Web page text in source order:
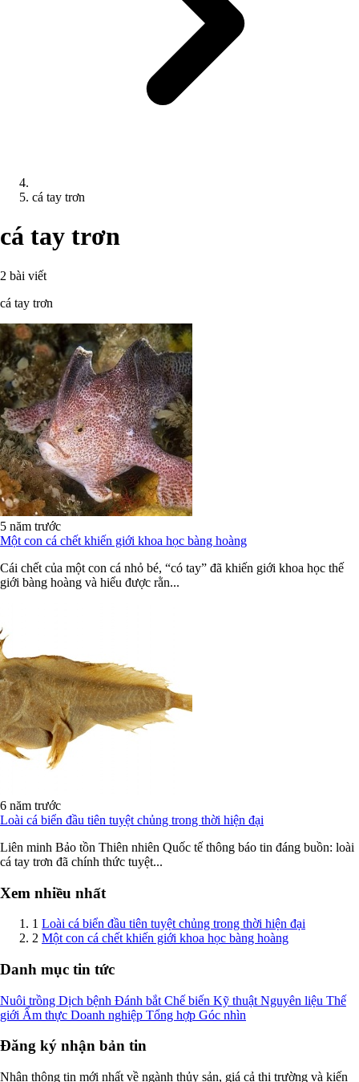
cá tay trơn
cá tay trơn
2 bài viết
cá tay trơn
5 năm trước
Một con cá chết khiến giới khoa học bàng hoàng
Cái chết của một con cá nhỏ bé, “có tay” đã khiến giới khoa học thế
giới bàng hoàng và hiểu được rằn...
6 năm trước
Loài cá biển đầu tiên tuyệt chủng trong thời hiện đại
Liên minh Bảo tồn Thiên nhiên Quốc tế thông báo tin đáng buồn: loài
cá tay trơn đã chính thức tuyệt...
Xem nhiều nhất
1 Loài cá biển đầu tiên tuyệt chủng trong thời hiện đại
2 Một con cá chết khiến giới khoa học bàng hoàng
Danh mục tin tức
Nuôi trồng Dịch bệnh Đánh bắt Chế biến Kỹ thuật Nguyên liệu Thế
giới Ẩm thực Doanh nghiệp Tổng hợp Góc nhìn
Đăng ký nhận bản tin
Nhận thông tin mới nhất về ngành thủy sản, giá cả thị trường và kiến